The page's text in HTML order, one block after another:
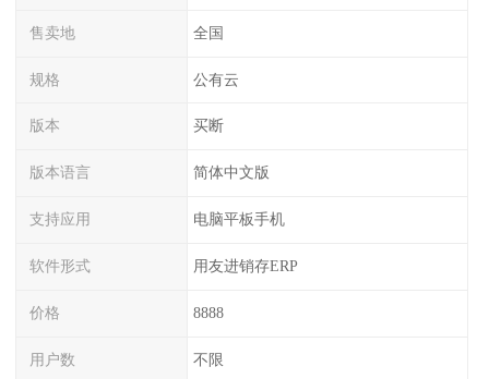
售卖地 全国
规格 公有云
版本 买断
版本语言 简体中文版
支持应用 电脑平板手机
软件形式 用友进销存ERP
价格 8888
用户数 不限